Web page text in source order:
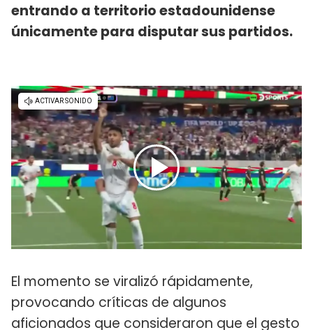
entrando a territorio estadounidense
únicamente para disputar sus partidos.
El momento se viralizó rápidamente,
provocando críticas de algunos
aficionados que consideraron que el gesto